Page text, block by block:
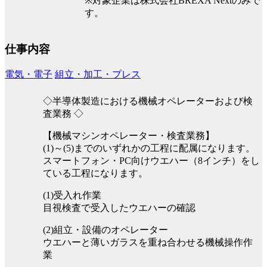
す。
仕事内容
電気・電子 組立・加工・プレス
◇半導体製造における機械オペレーターおよび検
査業務 ◇
【機械マシンオペレーター・検査業務】
(1)～(5)までのいずれかの工程に配属になります。
スマートフォン・PC向けウエハー（8インチ）をし
ている工程になります。
(1)受入れ作業
目視検査で受入したウエハーの確認
(2)組立・設備のオペレーター
ウエハーと薄いガラスを重ね合わせる機械操作作
業